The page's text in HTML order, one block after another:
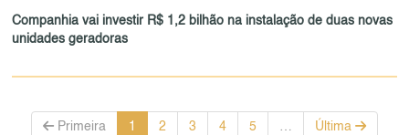
Companhia vai investir R$ 1,2 bilhão na instalação de duas novas
unidades geradoras
Primeira 1 2 3 4 5 … Última